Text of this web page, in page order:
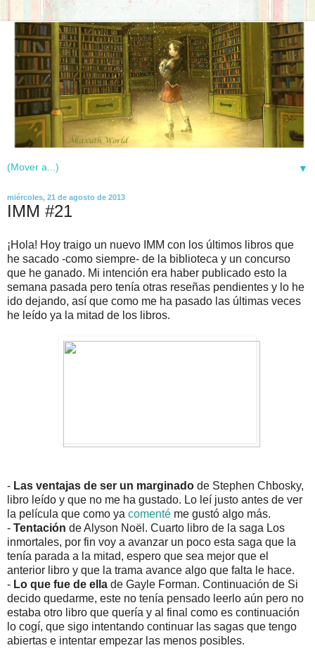
▼
miércoles, 21 de agosto de 2013
IMM #21
¡Hola! Hoy traigo un nuevo IMM con los últimos libros que
he sacado -como siempre- de la biblioteca y un concurso
que he ganado. Mi intención era haber publicado esto la
semana pasada pero tenía otras reseñas pendientes y lo he
ido dejando, así que como me ha pasado las últimas veces
he leído ya la mitad de los libros.
- Las ventajas de ser un marginado de Stephen Chbosky,
libro leído y que no me ha gustado. Lo leí justo antes de ver
la película que como ya comenté me gustó algo más.
- Tentación de Alyson Noël. Cuarto libro de la saga Los
inmortales, por fin voy a avanzar un poco esta saga que la
tenía parada a la mitad, espero que sea mejor que el
anterior libro y que la trama avance algo que falta le hace.
- Lo que fue de ella de Gayle Forman. Continuación de Si
decido quedarme, este no tenía pensado leerlo aún pero no
estaba otro libro que quería y al final como es continuación
lo cogí, que sigo intentando continuar las sagas que tengo
abiertas e intentar empezar las menos posibles.